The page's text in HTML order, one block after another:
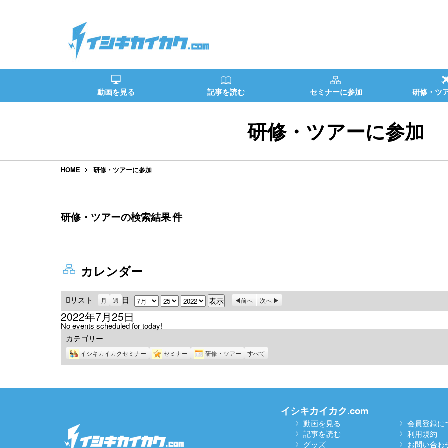
動画を見る 記事を読む セミナーに参加 研修・ツ
研修・ツアーに参加
HOME 研修・ツアーに参加
研修・ツアーの検索結果件
カレンダー
リスト
示
月 週 日 月 日 年 前へ 次へ
2022年7月25日
No events scheduled for today!
カテゴリー
イシキカイカクセミナー セミナー 研修・ツアー すべて
イシキカイカク.com
動画を見る
記事を読む
グッズ
会員登録に
利用規約
お問い合わ